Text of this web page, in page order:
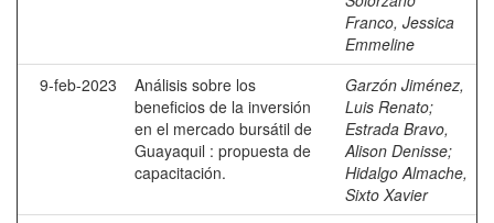
Franco, Jessica
Emmeline
9-feb-2023
Análisis sobre los
beneficios de la inversión
en el mercado bursátil de
Guayaquil : propuesta de
capacitación.
Garzón Jiménez,
Luis Renato;
Estrada Bravo,
Alison Denisse;
Hidalgo Almache,
Sixto Xavier